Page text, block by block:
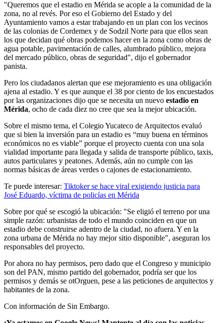
"Queremos que el estadio en Mérida se acople a la comunidad de la
zona, no al revés. Por eso el Gobierno del Estado y del
Ayuntamiento vamos a estar trabajando en un plan con los vecinos
de las colonias de Cordemex y de Sodzil Norte para que ellos sean
los que decidan qué obras podemos hacer en la zona como obras de
agua potable, pavimentación de calles, alumbrado público, mejora
del mercado público, obras de seguridad", dijo el gobernador
panista.
Pero los ciudadanos alertan que ese mejoramiento es una obligación
ajena al estadio. Y es que aunque el 38 por ciento de los encuestados
por las organizaciones dijo que se necesita un nuevo estadio en
Mérida, ocho de cada diez no cree que sea la mejor ubicación.
Sobre el mismo tema, el Colegio Yucateco de Arquitectos evaluó
que si bien la inversión para un estadio es “muy buena en términos
económicos no es viable” porque el proyecto cuenta con una sola
vialidad importante para llegada y salida de transporte público, taxis,
autos particulares y peatones. Además, aún no cumple con las
normas básicas de áreas verdes o cajones de estacionamiento.
Te puede interesar: Tiktoker se hace viral exigiendo justicia para
José Eduardo, víctima de policías en Mérida
Sobre por qué se escogió la ubicación: "Se eligió el terreno por una
simple razón: urbanistas de todo el mundo coinciden en que un
estadio debe construirse adentro de la ciudad, no afuera. Y en la
zona urbana de Mérida no hay mejor sitio disponible", aseguran los
responsables del proyecto.
Por ahora no hay permisos, pero dado que el Congreso y municipio
son del PAN, mismo partido del gobernador, podría ser que los
permisos y demás se otOrguen, pese a las peticiones de arquitectos y
habitantes de la zona.
Con información de Sin Embargo.